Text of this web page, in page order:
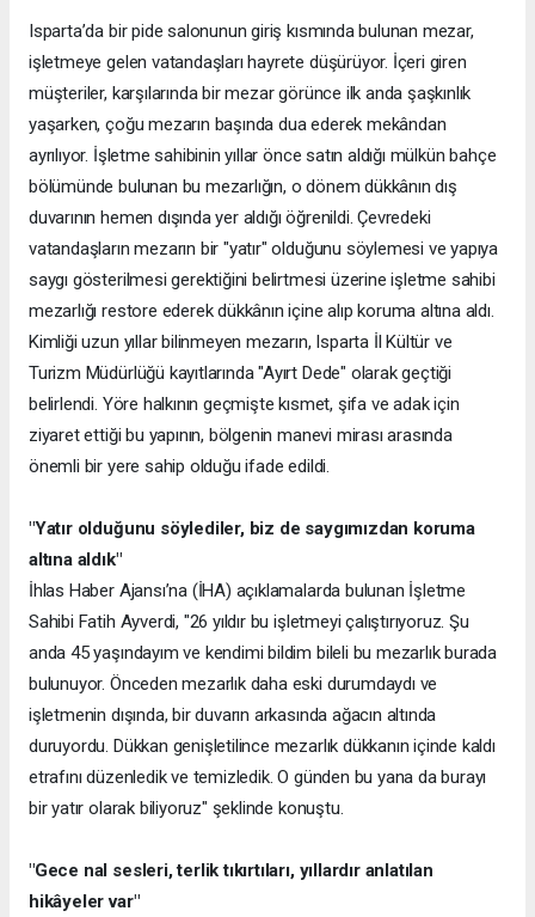
Isparta’da bir pide salonunun giriş kısmında bulunan mezar,
işletmeye gelen vatandaşları hayrete düşürüyor. İçeri giren
müşteriler, karşılarında bir mezar görünce ilk anda şaşkınlık
yaşarken, çoğu mezarın başında dua ederek mekândan
ayrılıyor. İşletme sahibinin yıllar önce satın aldığı mülkün bahçe
bölümünde bulunan bu mezarlığın, o dönem dükkânın dış
duvarının hemen dışında yer aldığı öğrenildi. Çevredeki
vatandaşların mezarın bir "yatır" olduğunu söylemesi ve yapıya
saygı gösterilmesi gerektiğini belirtmesi üzerine işletme sahibi
mezarlığı restore ederek dükkânın içine alıp koruma altına aldı.
Kimliği uzun yıllar bilinmeyen mezarın, Isparta İl Kültür ve
Turizm Müdürlüğü kayıtlarında "Ayırt Dede" olarak geçtiği
belirlendi. Yöre halkının geçmişte kısmet, şifa ve adak için
ziyaret ettiği bu yapının, bölgenin manevi mirası arasında
önemli bir yere sahip olduğu ifade edildi.
"Yatır olduğunu söylediler, biz de saygımızdan koruma
altına aldık"
İhlas Haber Ajansı’na (İHA) açıklamalarda bulunan İşletme
Sahibi Fatih Ayverdi, "26 yıldır bu işletmeyi çalıştırıyoruz. Şu
anda 45 yaşındayım ve kendimi bildim bileli bu mezarlık burada
bulunuyor. Önceden mezarlık daha eski durumdaydı ve
işletmenin dışında, bir duvarın arkasında ağacın altında
duruyordu. Dükkan genişletilince mezarlık dükkanın içinde kaldı
etrafını düzenledik ve temizledik. O günden bu yana da burayı
bir yatır olarak biliyoruz" şeklinde konuştu.
"Gece nal sesleri, terlik tıkırtıları, yıllardır anlatılan
hikâyeler var"